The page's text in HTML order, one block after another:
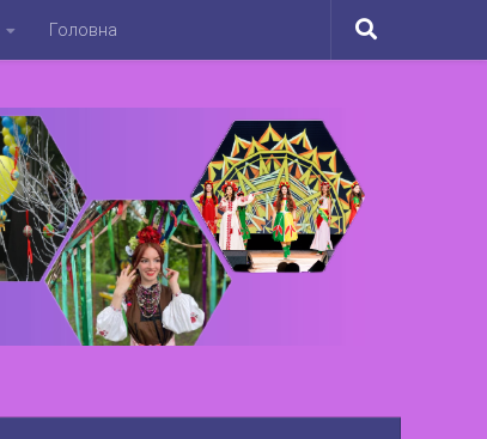
Головна